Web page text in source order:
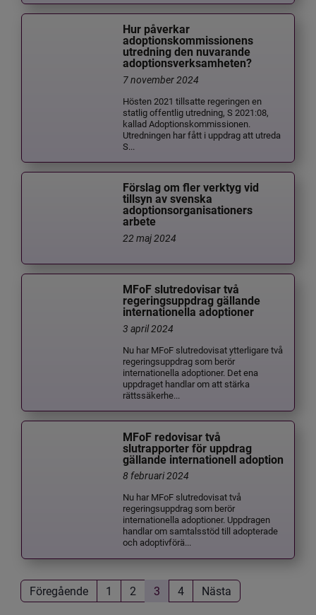
Hur påverkar
adoptionskommissionens
utredning den nuvarande
adoptionsverksamheten?
7 november 2024
Hösten 2021 tillsatte regeringen en
statlig offentlig utredning, S 2021:08,
kallad Adoptionskommissionen.
Utredningen har fått i uppdrag att utreda
S...
Förslag om fler verktyg vid
tillsyn av svenska
adoptionsorganisationers
arbete
22 maj 2024
MFoF slutredovisar två
regeringsuppdrag gällande
internationella adoptioner
3 april 2024
Nu har MFoF slutredovisat ytterligare två
regeringsuppdrag som berör
internationella adoptioner. Det ena
uppdraget handlar om att stärka
rättssäkerhe...
MFoF redovisar två
slutrapporter för uppdrag
gällande internationell adoption
8 februari 2024
Nu har MFoF slutredovisat två
regeringsuppdrag som berör
internationella adoptioner. Uppdragen
handlar om samtalsstöd till adopterade
och adoptivförä...
Föregående 1 2 3 4 Nästa